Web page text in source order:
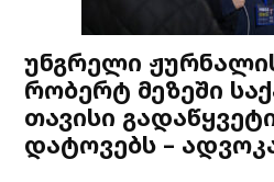
უნგრელი
რობერტ მეზეში
თავისი
დატოვებს –